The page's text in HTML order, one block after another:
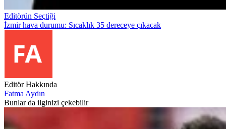
Editörün Seçtiği
İzmir hava durumu: Sıcaklık 35 dereceye çıkacak
Editör Hakkında
Fatma Aydın
Bunlar da ilginizi çekebilir